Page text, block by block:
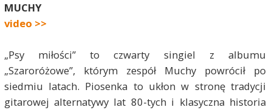
MUCHY
video >>
„Psy miłości” to czwarty singiel z albumu
„Szaroróżowe”, którym zespół Muchy powrócił po
siedmiu latach. Piosenka to ukłon w stronę tradycji
gitarowej alternatywy lat 80-tych i klasyczna historia